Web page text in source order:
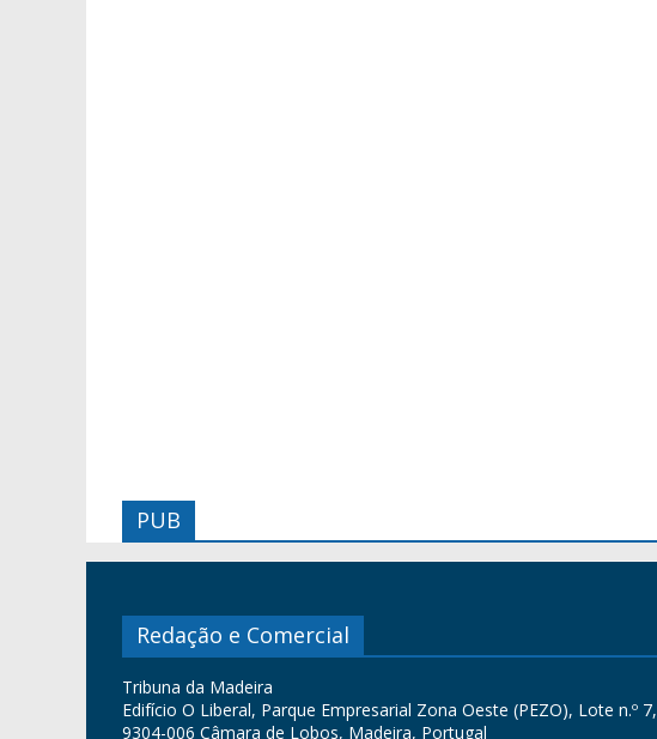
PUB
Redação e Comercial
Tribuna da Madeira
Edifício O Liberal, Parque Empresarial Zona Oeste (PEZO), Lote n.º 7,
9304-006 Câmara de Lobos, Madeira, Portugal